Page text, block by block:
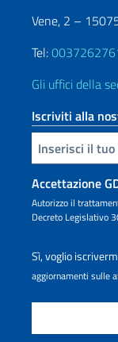
Vene, 2 –
Tel:
Gli uffici della
Iscriviti alla
Inserisci la tua email
Accettazione
Autorizzo il
Decreto Legislativo
Sì, voglio
aggiornamenti sulle